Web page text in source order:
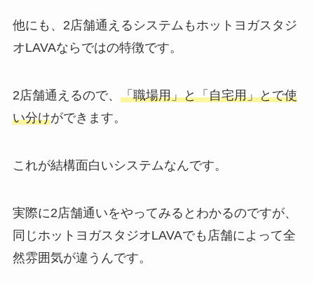
他にも、2店舗通えるシステムもホットヨガスタジ
オLAVAならではの特徴です。
2店舗通えるので、 「職場用」と「自宅用」とで使
い分けができます。
これが結構面白いシステムなんです。
実際に2店舗通いをやってみるとわかるのですが、
同じホットヨガスタジオLAVAでも店舗によって全
然雰囲気が違うんです。